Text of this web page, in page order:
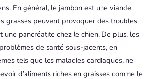
En général, le jambon est une viande
grasses peuvent provoquer des troubles
une pancréatite chez le chien. De plus, les
de santé sous-jacents, en
tels que les maladies cardiaques, ne
d’aliments riches en graisses comme le